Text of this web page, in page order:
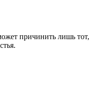
причинить лишь тот,